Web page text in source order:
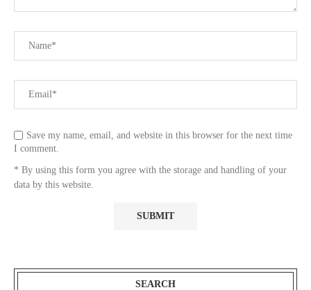
Save my name, email, and website in this browser for the next time
I comment.
* By using this form you agree with the storage and handling of your
data by this website.
SEARCH